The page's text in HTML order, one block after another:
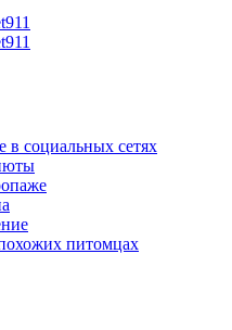
в социальных сетях
питомцах